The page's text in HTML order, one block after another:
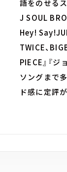
語をのせる
J SOUL
Hey!
TWICE、
PIECE』『
ソングまで
ド感に定評